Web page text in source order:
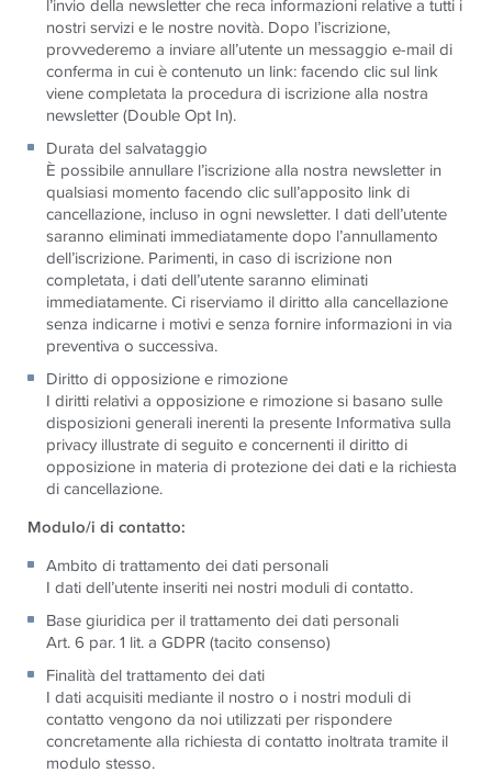
l’invio della newsletter che reca informazioni relative a tutti i
nostri servizi e le nostre novità. Dopo l’iscrizione,
provvederemo a inviare all’utente un messaggio e-mail di
conferma in cui è contenuto un link: facendo clic sul link
viene completata la procedura di iscrizione alla nostra
newsletter (Double Opt In).
Durata del salvataggio
È possibile annullare l’iscrizione alla nostra newsletter in
qualsiasi momento facendo clic sull’apposito link di
cancellazione, incluso in ogni newsletter. I dati dell’utente
saranno eliminati immediatamente dopo l’annullamento
dell’iscrizione. Parimenti, in caso di iscrizione non
completata, i dati dell’utente saranno eliminati
immediatamente. Ci riserviamo il diritto alla cancellazione
senza indicarne i motivi e senza fornire informazioni in via
preventiva o successiva.
Diritto di opposizione e rimozione
I diritti relativi a opposizione e rimozione si basano sulle
disposizioni generali inerenti la presente Informativa sulla
privacy illustrate di seguito e concernenti il diritto di
opposizione in materia di protezione dei dati e la richiesta
di cancellazione.
Modulo/i di contatto:
Ambito di trattamento dei dati personali
I dati dell’utente inseriti nei nostri moduli di contatto.
Base giuridica per il trattamento dei dati personali
Art. 6 par. 1 lit. a GDPR (tacito consenso)
Finalità del trattamento dei dati
I dati acquisiti mediante il nostro o i nostri moduli di
contatto vengono da noi utilizzati per rispondere
concretamente alla richiesta di contatto inoltrata tramite il
modulo stesso.